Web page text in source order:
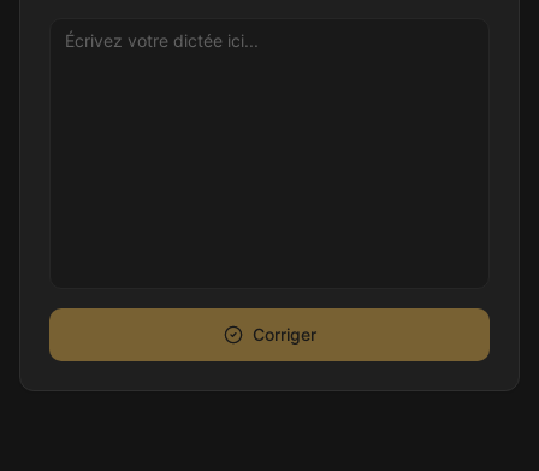
Corriger